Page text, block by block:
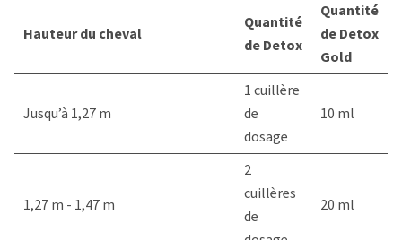
Hauteur du cheval
Quantité
de Detox
Quantité
de Detox
Gold
Jusqu’à 1,27 m
1 cuillère
de
dosage
10 ml
1,27 m - 1,47 m
2
cuillères
de
20 ml